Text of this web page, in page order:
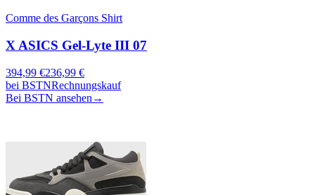
Comme des Garçons Shirt
X ASICS Gel-Lyte III 07
394,99 €236,99 €
bei BSTNRechnungskauf
Bei BSTN ansehen →